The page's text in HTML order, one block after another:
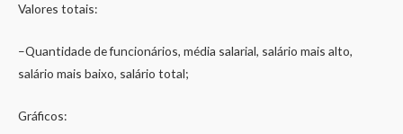
Valores totais:
–Quantidade de funcionários, média salarial, salário mais alto,
salário mais baixo, salário total;
Gráficos: